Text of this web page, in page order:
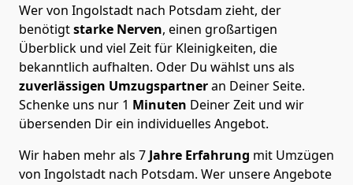
Wer von Ingolstadt nach Potsdam zieht, der
benötigtstarke Nerven, einen großartigen
Überblick und viel Zeit für Kleinigkeiten, die
bekanntlich aufhalten. Oder Du wählst uns als
zuverlässigen Umzugspartneran Deiner Seite.
Schenke uns nur 1 Minuten Deiner Zeit und wir
übersenden Dir ein individuelles Angebot.
Wir haben mehr als 7 Jahre Erfahrung mit Umzügen
von Ingolstadt nach Potsdam. Wer unsere Angebote